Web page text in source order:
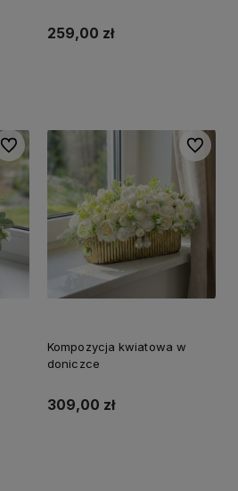
259,00 zł
Do ulubionych
Kompozycja kwiatowa w
doniczce
309,00 zł
Do